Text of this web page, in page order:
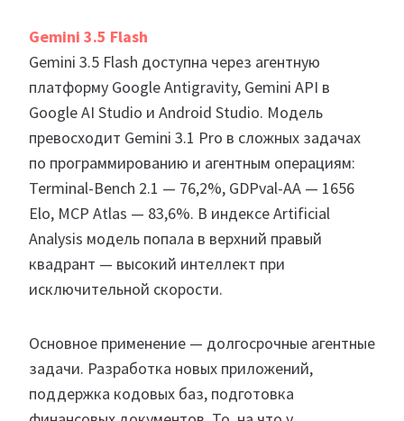
Gemini 3.5 Flash
Gemini 3.5 Flash доступна через агентную
платформу Google Antigravity, Gemini API в
Google AI Studio и Android Studio. Модель
превосходит Gemini 3.1 Pro в сложных задачах
по программированию и агентным операциям:
Terminal-Bench 2.1 — 76,2%, GDPval-AA — 1656
Elo, MCP Atlas — 83,6%. В индексе Artificial
Analysis модель попала в верхний правый
квадрант — высокий интеллект при
исключительной скорости.
Основное применение — долгосрочные агентные
задачи. Разработка новых приложений,
поддержка кодовых баз, подготовка